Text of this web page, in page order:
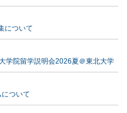
について
学院留学説明会2026夏＠東北大学
ついて